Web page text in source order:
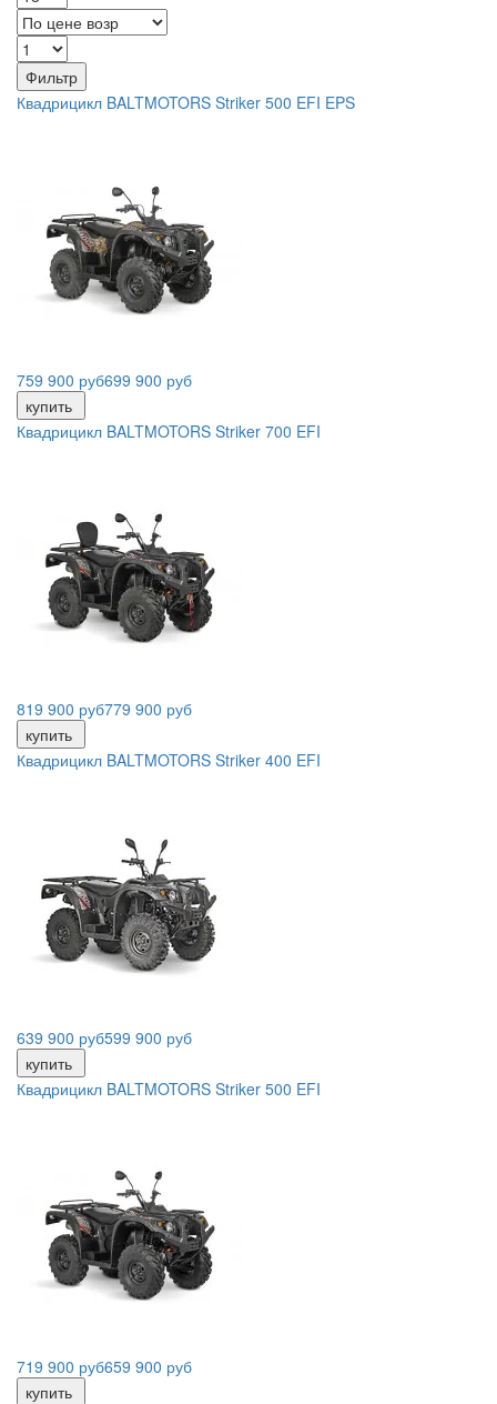
Фильтр
Квадрицикл BALTMOTORS Striker 500 EFI EPS
759 900 руб699 900 руб
купить
Квадрицикл BALTMOTORS Striker 700 EFI
819 900 руб779 900 руб
купить
Квадрицикл BALTMOTORS Striker 400 EFI
639 900 руб599 900 руб
купить
Квадрицикл BALTMOTORS Striker 500 EFI
719 900 руб659 900 руб
купить